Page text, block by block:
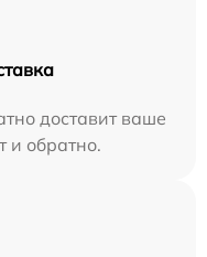
доставит ваше
и обратно.